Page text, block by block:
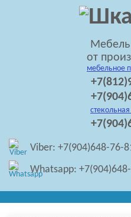
Мебель
от
мебельное
Viber: +7(904)648-76-
Whatsapp: